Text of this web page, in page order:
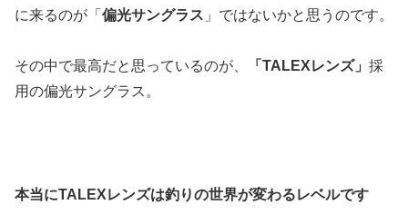
に来るのが「 偏光サングラス 」ではないかと思うのです。
その中で最高だと思っているのが、 「TALEXレンズ」 採
用の偏光サングラス。
本当にTALEXレンズは釣りの世界が変わるレベルです